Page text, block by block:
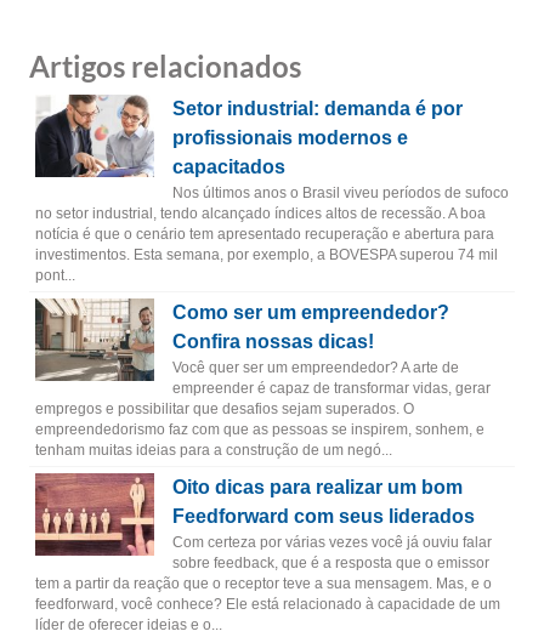
Artigos relacionados
Setor industrial: demanda é por
profissionais modernos e
capacitados
Nos últimos anos o Brasil viveu períodos de sufoco
no setor industrial, tendo alcançado índices altos de recessão. A boa
notícia é que o cenário tem apresentado recuperação e abertura para
investimentos. Esta semana, por exemplo, a BOVESPA superou 74 mil
pont...
Como ser um empreendedor?
Confira nossas dicas!
Você quer ser um empreendedor? A arte de
empreender é capaz de transformar vidas, gerar
empregos e possibilitar que desafios sejam superados. O
empreendedorismo faz com que as pessoas se inspirem, sonhem, e
tenham muitas ideias para a construção de um negó...
Oito dicas para realizar um bom
Feedforward com seus liderados
Com certeza por várias vezes você já ouviu falar
sobre feedback, que é a resposta que o emissor
tem a partir da reação que o receptor teve a sua mensagem. Mas, e o
feedforward, você conhece? Ele está relacionado à capacidade de um
líder de oferecer ideias e o...